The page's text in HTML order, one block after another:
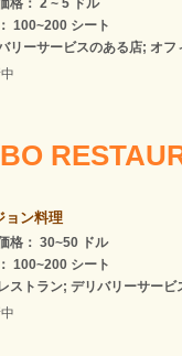
格： 2 ~ 5 ドル
100~200 シート
リーサービスのある店; オフ
ョン料理
格： 30~50 ドル
100~200 シート
ストラン; デリバリーサービ